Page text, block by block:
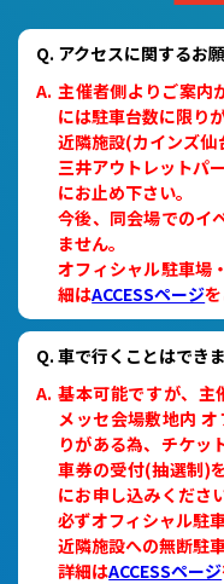
アクセスに関するお
主催者側よりご案内
には駐車台数に限り
近隣施設(カインズ仙
三井アウトレットパ
にお止め下さい。
今後、同会場でのイ
ません。
オフィシャル駐車場
細はACCESSページ
車で行くことはでき
基本可能ですが、主
メッセ会場敷地内
りがある為、チケッ
車券の受付(抽選制)
にお申し込みくださ
必ずオフィシャル駐
近隣施設への無断駐
詳細はACCESSページ